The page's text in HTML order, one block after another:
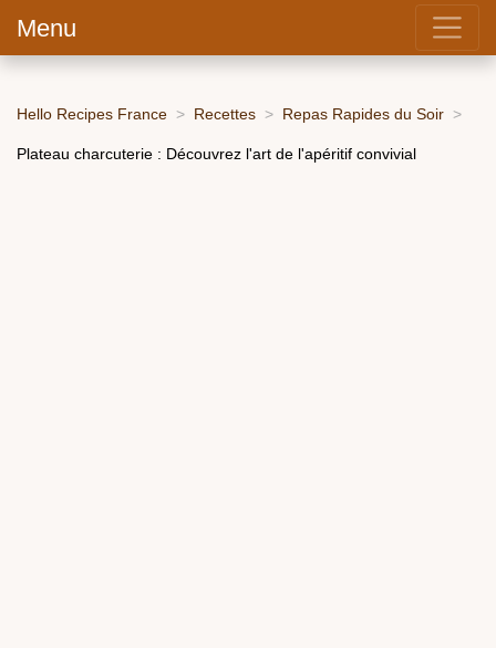
Menu
Hello Recipes France Recettes Repas Rapides du Soir
Plateau charcuterie : Découvrez l'art de l'apéritif convivial